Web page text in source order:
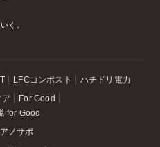
く。
LFCコンポスト ハチドリ電力
ア
For Good
for Good
アノサポ